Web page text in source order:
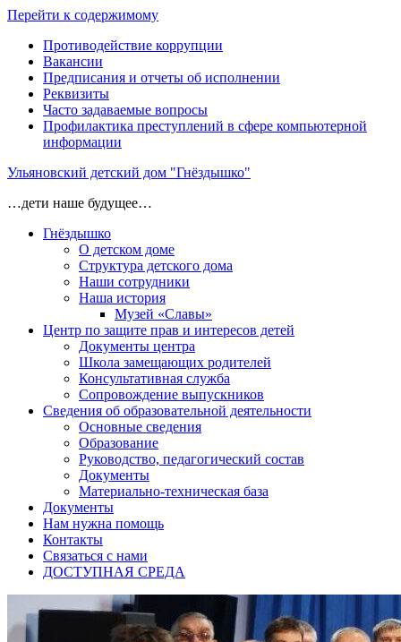
Перейти к содержимому
Противодействие коррупции
Вакансии
Предписания и отчеты об исполнении
Реквизиты
Часто задаваемые вопросы
Профилактика преступлений в сфере компьютерной
информации
Ульяновский детский дом "Гнёздышко"
…дети наше будущее…
Гнёздышко
О детском доме
Структура детского дома
Наши сотрудники
Наша история
Музей «Славы»
Центр по защите прав и интересов детей
Документы центра
Школа замещающих родителей
Консультативная служба
Сопровождение выпускников
Сведения об образовательной деятельности
Основные сведения
Образование
Руководство, педагогический состав
Документы
Материально-техническая база
Документы
Нам нужна помощь
Контакты
Связаться с нами
ДОСТУПНАЯ СРЕДА